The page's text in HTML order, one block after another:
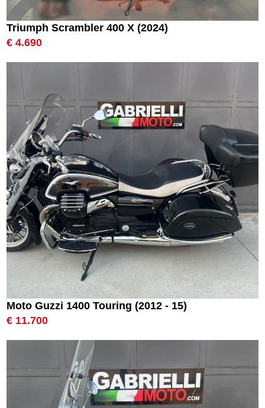
Triumph Scrambler 400 X (2024)
€ 4.690
Moto Guzzi 1400 Touring (2012 - 15)
€ 11.700